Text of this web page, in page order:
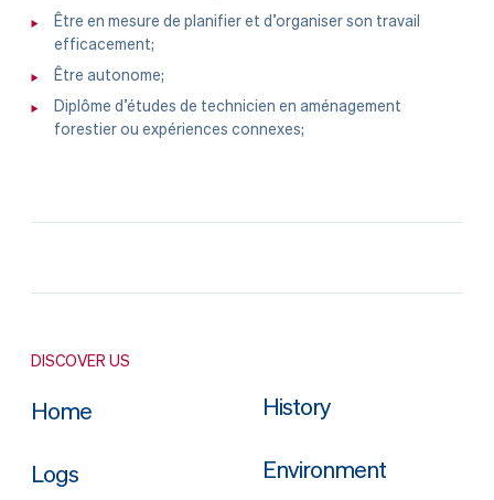
Être en mesure de planifier et d’organiser son travail
efficacement;
Être autonome;
Diplôme d’études de technicien en aménagement
forestier ou expériences connexes;
DISCOVER US
Home
Logs
History
Environment